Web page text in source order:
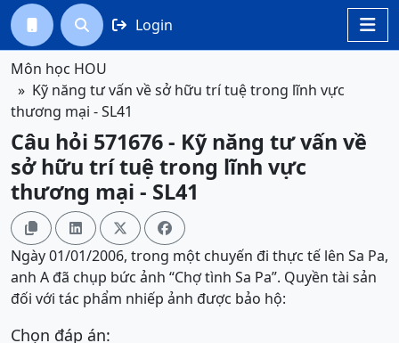

  Login
Môn học HOU
Kỹ năng tư vấn về sở hữu trí tuệ trong lĩnh vực
thương mại - SL41
Câu hỏi 571676 - Kỹ năng tư vấn về
sở hữu trí tuệ trong lĩnh vực
thương mại - SL41
   
Ngày 01/01/2006, trong một chuyến đi thực tế lên Sa Pa,
anh A đã chụp bức ảnh “Chợ tình Sa Pa”. Quyền tài sản
đối với tác phẩm nhiếp ảnh được bảo hộ:
Chọn đáp án: